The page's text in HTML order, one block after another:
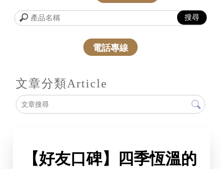
電話專線
文章分類Article
【好友口碑】四季恆溫的